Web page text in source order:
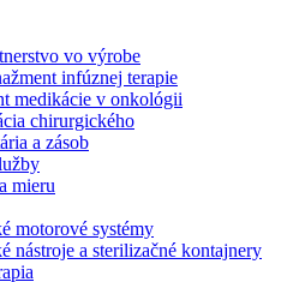
​Navštívte produktový katalóg B.
produktovým portfóliom.​
Kontaktujte nás.
vo výrobe
infúznej terapie
medikácie v onkológii
chirurgického
a zásob
mieru
motorové systémy
nástroje a sterilizačné kontajnery